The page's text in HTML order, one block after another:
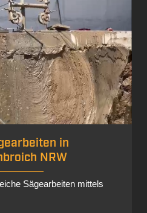
in Düsseldorf
Westfalen
einer kreisrunden Öffnung
Durchmesser
Infos